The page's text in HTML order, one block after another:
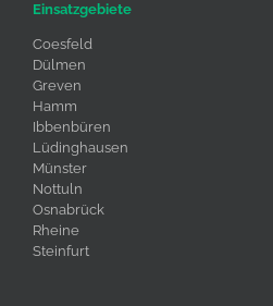
Einsatzgebiete
Coesfeld
Dülmen
Greven
Hamm
Ibbenbüren
Lüdinghausen
Münster
Nottuln
Osnabrück
Rheine
Steinfurt